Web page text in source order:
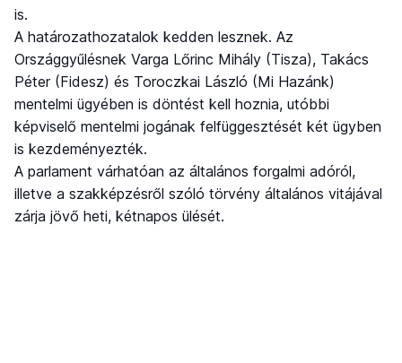
is.
A határozathozatalok kedden lesznek. Az
Országgyűlésnek Varga Lőrinc Mihály (Tisza), Takács
Péter (Fidesz) és Toroczkai László (Mi Hazánk)
mentelmi ügyében is döntést kell hoznia, utóbbi
képviselő mentelmi jogának felfüggesztését két ügyben
is kezdeményezték.
A parlament várhatóan az általános forgalmi adóról,
illetve a szakképzésről szóló törvény általános vitájával
zárja jövő heti, kétnapos ülését.